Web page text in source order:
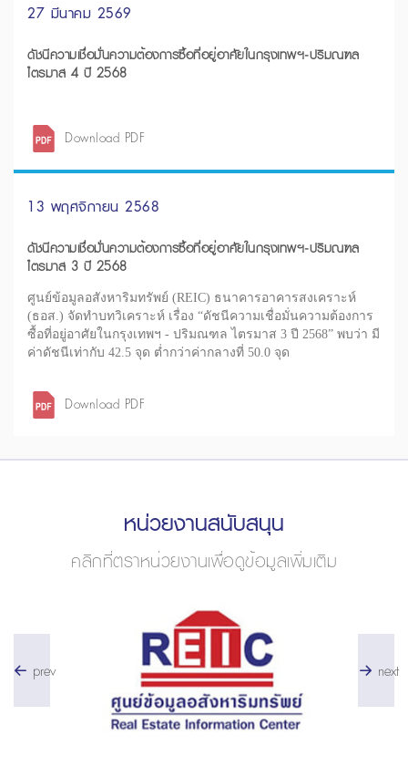
27 มีนาคม 2569
ดัชนีความเชื่อมั่นความต้องการซื้อที่อยู่อาศัยในกรุงเทพฯ-ปริมณฑล
ไตรมาส 4 ปี 2568
Download PDF
13 พฤศจิกายน 2568
ดัชนีความเชื่อมั่นความต้องการซื้อที่อยู่อาศัยในกรุงเทพฯ-ปริมณฑล
ไตรมาส 3 ปี 2568
ศูนย์ข้อมูลอสังหาริมทรัพย์ (REIC) ธนาคารอาคารสงเคราะห์
(ธอส.) จัดทำบทวิเคราะห์ เรื่อง “ดัชนีความเชื่อมั่นความต้องการ
ซื้อที่อยู่อาศัยในกรุงเทพฯ - ปริมณฑล ไตรมาส 3 ปี 2568” พบว่า มี
ค่าดัชนีเท่ากับ 42.5 จุด ต่ำกว่าค่ากลางที่ 50.0 จุด
Download PDF
หน่วยงานสนับสนุน
คลิกที่ตราหน่วยงานเพื่อดูข้อมูลเพิ่มเติม
prev next